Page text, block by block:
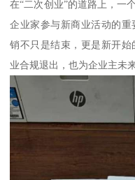
在“二次创业”的道路上，一
企业家参与新商业活动的
销不只是结束，更是新开
业合规退出，也为企业主未